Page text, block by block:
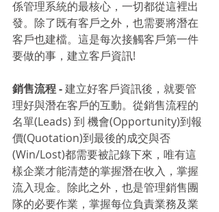
係管理系統的最核心，一切都從這裡出
發。除了既有客戶之外，也需要將潛在
客戶也建檔。這是每次接觸客戶第一件
要做的事，建立客戶資訊!
銷售流程 - 建立好客戶資訊後，就要管
理好與潛在客戶的互動。從銷售流程的
名單(Leads) 到 機會(Opportunity)到報
價(Quotation)到最後的成交與否
(Win/Lost)都需要被記錄下來，唯有這
樣企業才能清楚的掌握潛在收入，掌握
流入現金。除此之外，也是管理銷售團
隊的必要作業，掌握每位負責業務及業